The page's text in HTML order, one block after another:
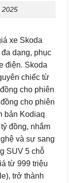
2025
xe Skoda
dạng, phục
điện. Skoda
chiếc từ
cho phiên
cho phiên
bản Kodiaq
đồng, nhắm
và sự sang
SUV 5 chỗ
từ 999 triệu
trở thành